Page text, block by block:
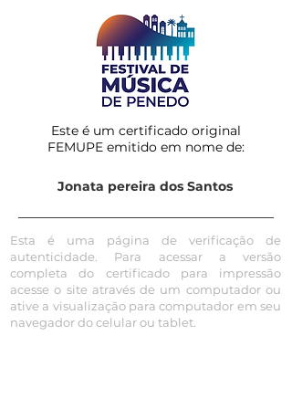
Este é um certificado original
FEMUPE emitido em nome de:
Jonata pereira dos Santos
Esta é uma página de verificação de
autenticidade. Para acessar a versão
completa do certificado para impressão
acesse o site através de um computador ou
ative a visualização para computador em seu
navegador do celular ou tablet.